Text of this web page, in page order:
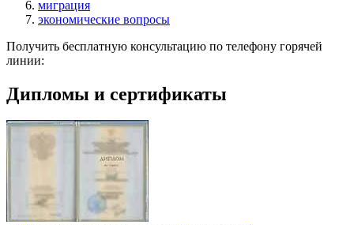
миграция
экономические вопросы
Получить бесплатную консультацию по телефону горячей
линии:
Дипломы и сертификаты